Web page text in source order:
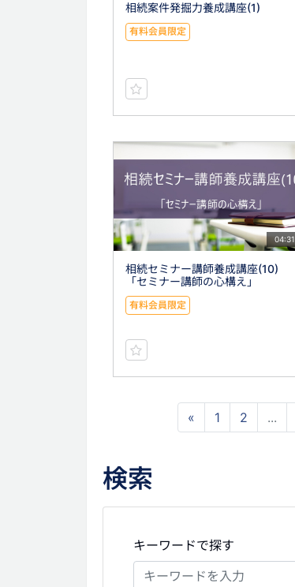
相続案件発掘力養成講座(1)
有料会員限定
04:31
相続セミナー講師養成講座(10)
「セミナー講師の心構え」
有料会員限定
« 1 2 ...
検索
キーワードで探す